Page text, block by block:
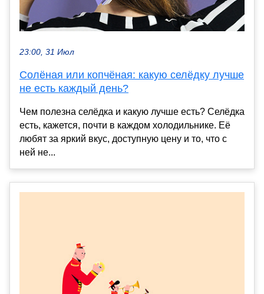
23:00, 31 Июл
Солёная или копчёная: какую селёдку лучше
не есть каждый день?
Чем полезна селёдка и какую лучше есть? Селёдка
есть, кажется, почти в каждом холодильнике. Её
любят за яркий вкус, доступную цену и то, что с
ней не...